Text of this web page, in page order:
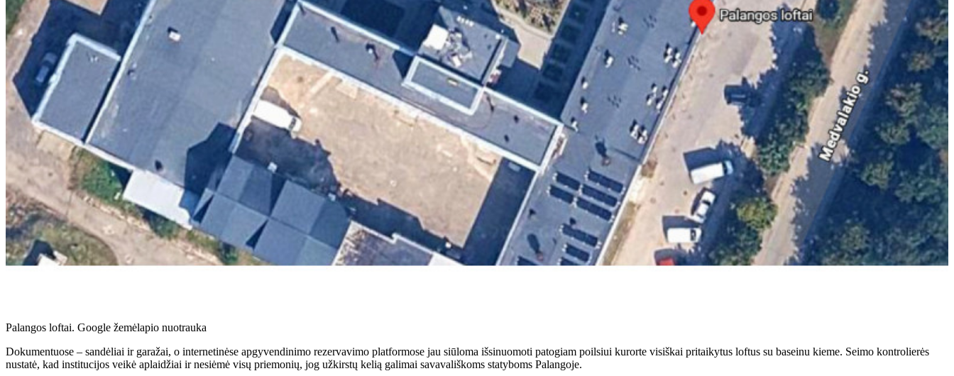
Palangos loftai. Google žemėlapio nuotrauka
Dokumentuose – sandėliai ir garažai, o internetinėse apgyvendinimo rezervavimo platformose jau siūloma išsinuomoti patogiam poilsiui kurorte visiškai pritaikytus loftus su baseinu kieme. Seimo kontrolierės
nustatė, kad institucijos veikė aplaidžiai ir nesiėmė visų priemonių, jog užkirstų kelią galimai savavališkoms statyboms Palangoje.